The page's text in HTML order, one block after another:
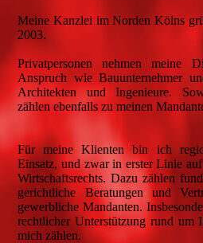
Meine Kanzlei im Norden Kölns
2003.
Privatpersonen nehmen meine
Anspruch wie Bauunternehmer
Architekten und Ingenieure.
zählen ebenfalls zu meinen
Für meine Klienten bin ich
Einsatz, und zwar in erster Linie
Wirtschaftsrechts. Dazu zählen
gerichtliche Beratungen und
gewerbliche Mandanten.
rechtlicher Unterstützung rund um
mich zählen.